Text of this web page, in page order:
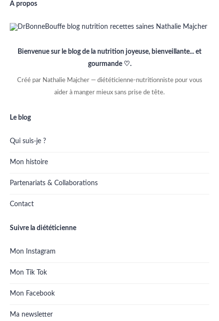
A propos
Bienvenue sur le blog de la nutrition joyeuse, bienveillante... et
gourmande ♡.
Créé par Nathalie Majcher — diététicienne-nutritionniste pour vous
aider à manger mieux sans prise de tête.
Le blog
Qui suis-je ?
Mon histoire
Partenariats & Collaborations
Contact
Suivre la diététicienne
Mon Instagram
Mon Tik Tok
Mon Facebook
Ma newsletter